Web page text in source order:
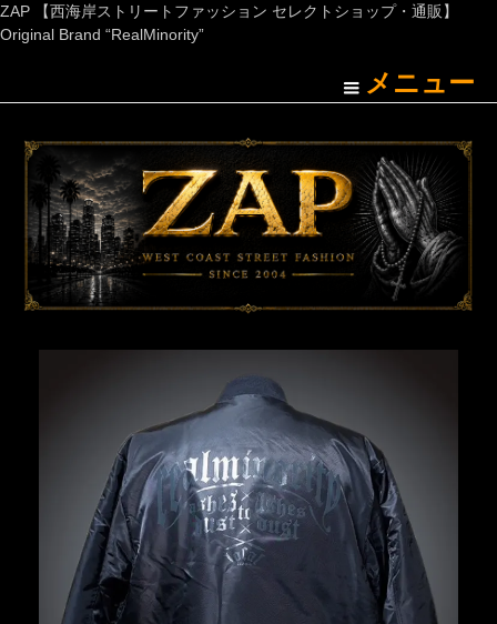
ZAP 【西海岸ストリートファッション セレクトショップ・通販】
Original Brand “RealMinority”
メニュー